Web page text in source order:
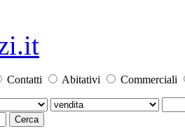
Contatti Abitativi Commerciali